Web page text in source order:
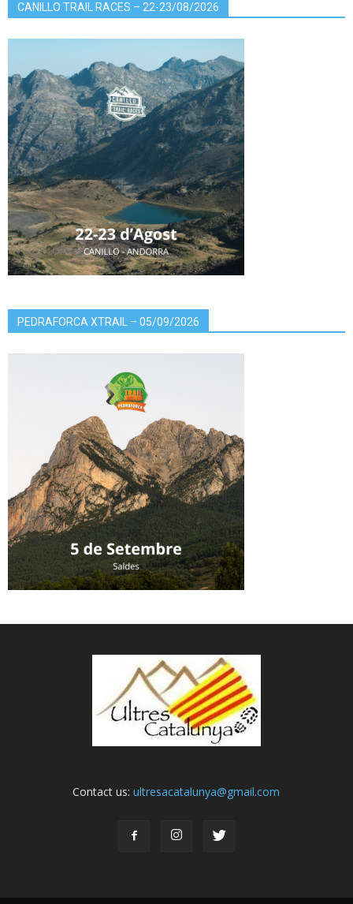
CANILLO TRAIL RACES – 22-23/08/2026
PEDRAFORCA XTRAIL – 05/09/2026
Contact us:ultresacatalunya@gmail.com